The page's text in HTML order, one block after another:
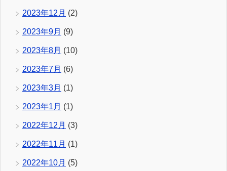
2023年12月 (2)
2023年9月 (9)
2023年8月 (10)
2023年7月 (6)
2023年3月 (1)
2023年1月 (1)
2022年12月 (3)
2022年11月 (1)
2022年10月 (5)